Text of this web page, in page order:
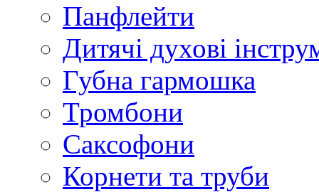
Панфлейти
Дитячі духові
Губна гармошка
Тромбони
Саксофони
Корнети та труби